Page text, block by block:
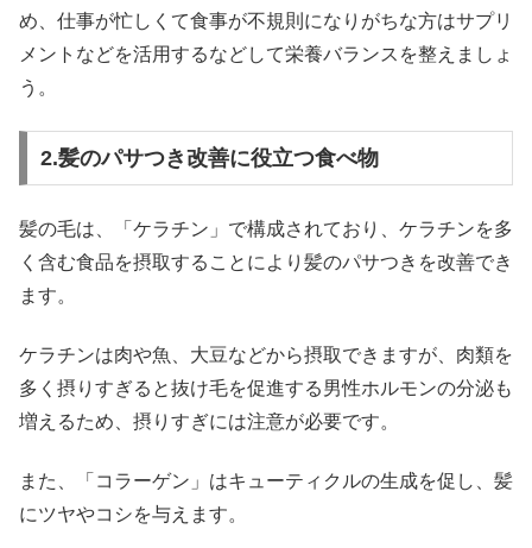
め、仕事が忙しくて食事が不規則になりがちな方はサプリ
メントなどを活用するなどして栄養バランスを整えましょ
う。
2.髪のパサつき改善に役立つ食べ物
髪の毛は、「ケラチン」で構成されており、ケラチンを多
く含む食品を摂取することにより髪のパサつきを改善でき
ます。
ケラチンは肉や魚、大豆などから摂取できますが、肉類を
多く摂りすぎると抜け毛を促進する男性ホルモンの分泌も
増えるため、摂りすぎには注意が必要です。
また、「コラーゲン」はキューティクルの生成を促し、髪
にツヤやコシを与えます。